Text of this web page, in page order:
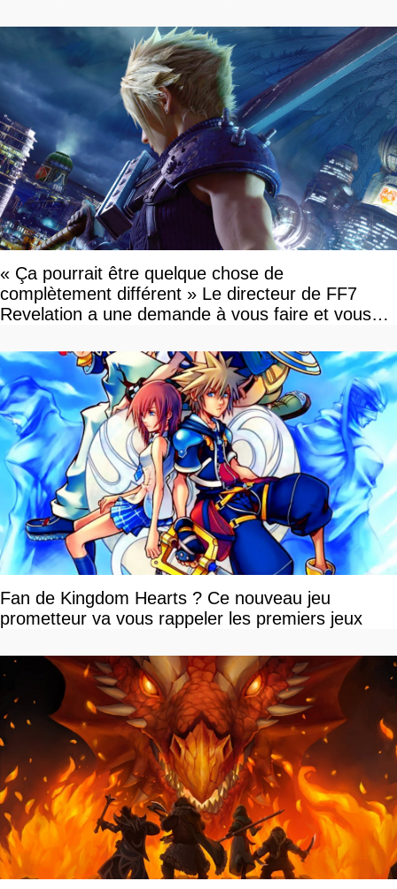
« Ça pourrait être quelque chose de
complètement différent » Le directeur de FF7
Revelation a une demande à vous faire et vous
Fan de Kingdom Hearts ? Ce nouveau jeu
prometteur va vous rappeler les premiers jeux